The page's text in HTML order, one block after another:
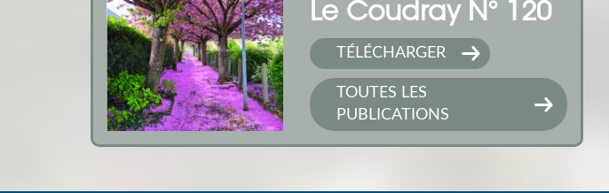
Le Coudray N° 120
TÉLÉCHARGER
TOUTES LES
PUBLICATIONS